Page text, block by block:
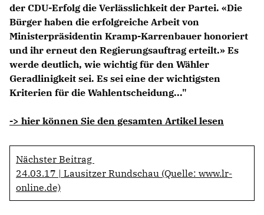
CDU Deutschland
CDU Fraktion im Brandenburger Landtag
CDU Brandenburg
CDU Potsdam
der CDU-Erfolg die Verlässlichkeit der Partei. «Die
Bürger haben die erfolgreiche Arbeit von
Ministerpräsidentin Kramp-Karrenbauer honoriert
und ihr erneut den Regierungsauftrag erteilt.» Es
werde deutlich, wie wichtig für den Wähler
Geradlinigkeit sei. Es sei eine der wichtigsten
Kriterien für die Wahlentscheidung..."
-> hier können Sie den gesamten Artikel lesen
Nächster Beitrag
24.03.17 | Lausitzer Rundschau (Quelle: www.lr-
online.de)